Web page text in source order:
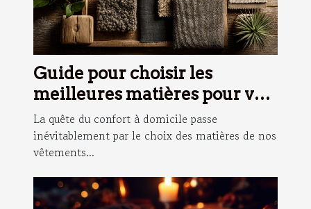
Guide pour choisir les
meilleures matières pour vos
vêtements d'intérieur
La quête du confort à domicile passe
inévitablement par le choix des matières de nos
vêtements...